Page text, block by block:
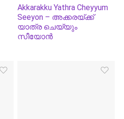
Akkarakku Yathra Cheyyum
Seeyon – അക്കരയ്‌ക്ക്
യാത്ര ചെയ്യും
സീയോന്‍